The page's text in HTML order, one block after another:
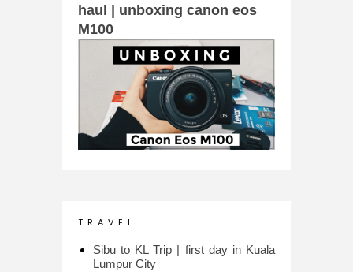
haul | unboxing canon eos
M100
T R A V E L
Sibu to KL Trip | first day in Kuala
Lumpur City